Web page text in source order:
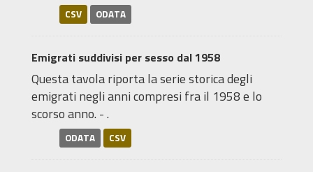
CSV ODATA
Emigrati suddivisi per sesso dal 1958
Questa tavola riporta la serie storica degli
emigrati negli anni compresi fra il 1958 e lo
scorso anno. - .
ODATA CSV